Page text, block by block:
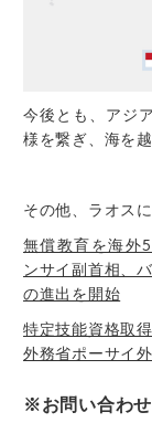
今後とも、アジ
様を繋ぎ、海を
その他、ラオス
無償教育を海外
ンサイ副首相、
の進出を開始
特定技能資格取
外務省ポーサイ
※お問い合わ